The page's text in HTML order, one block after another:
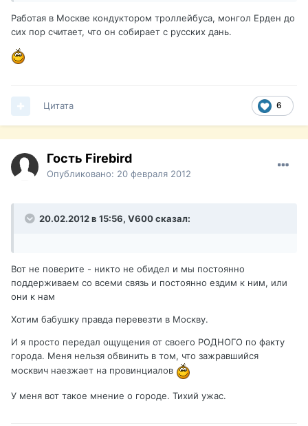
Работая в Москве кондуктором троллейбуса, монгол Ерден до
сих пор считает, что он собирает с русских дань.
6
Цитата
Гость Firebird
Опубликовано: 20 февраля 2012
20.02.2012 в 15:56, V600 сказал:
Вот не поверите - никто не обидел и мы постоянно
поддерживаем со всеми связь и постоянно ездим к ним, или
они к нам
Хотим бабушку правда перевезти в Москву.
И я просто передал ощущения от своего РОДНОГО по факту
города. Меня нельзя обвинить в том, что зажравшийся
москвич наезжает на провинциалов
У меня вот такое мнение о городе. Тихий ужас.